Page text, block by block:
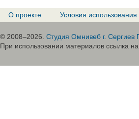
О проекте Условия использования
© 2008–2026. Студия Омнивеб г. Сергиев
При использовании материалов ссылка